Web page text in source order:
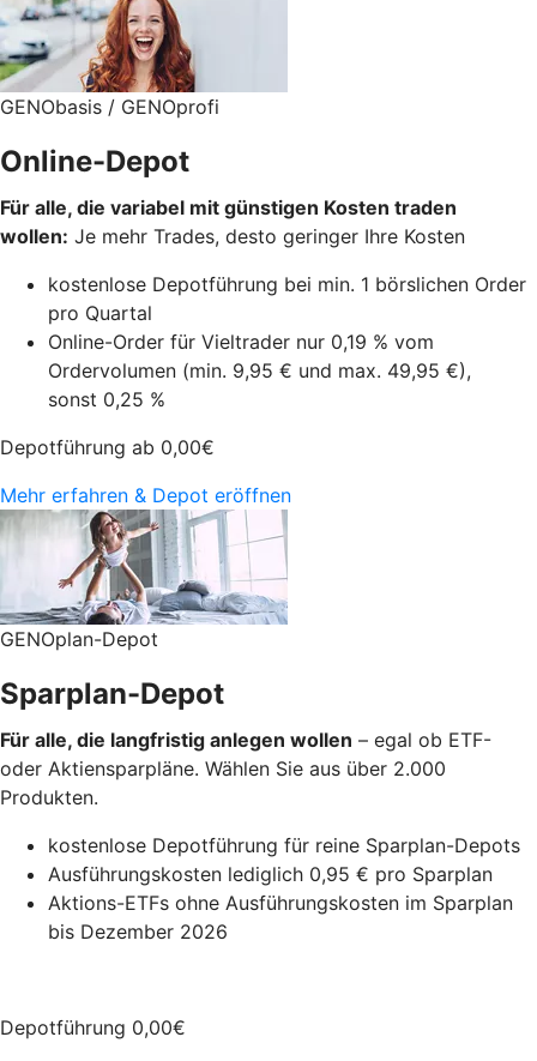
GENObasis / GENOprofi
Online-Depot
Für alle, die variabel mit günstigen Kosten traden
wollen: Je mehr Trades, desto geringer Ihre Kosten
kostenlose Depotführung bei min. 1 börslichen Order
pro Quartal
Online-Order für Vieltrader nur 0,19 % vom
Ordervolumen (min. 9,95 € und max. 49,95 €),
sonst 0,25 %
Depotführung ab 0,00€
Mehr erfahren & Depot eröffnen
GENOplan-Depot
Sparplan-Depot
Für alle, die langfristig anlegen wollen – egal ob ETF-
oder Aktiensparpläne. Wählen Sie aus über 2.000
Produkten.
kostenlose Depotführung für reine Sparplan-Depots
Ausführungskosten lediglich 0,95 € pro Sparplan
Aktions-ETFs ohne Ausführungskosten im Sparplan
bis Dezember 2026
Depotführung 0,00€